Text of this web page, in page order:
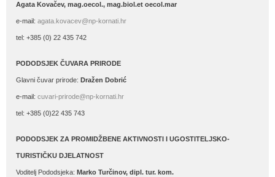
Agata Kovačev, mag.oecol., mag.biol.et oecol.mar
e-mail: agata.kovacev@np-kornati.hr
tel: +385 (0) 22 435 742
PODODSJEK ČUVARA PRIRODE
Glavni čuvar prirode: Dražen Dobrić
e-mail: cuvari-prirode@np-kornati.hr
tel: +385 (0)22 435 743
PODODSJEK ZA PROMIDŽBENE AKTIVNOSTI I UGOSTITELJSKO-
TURISTIČKU DJELATNOST
Voditelj Pododsjeka: Marko Turčinov, dipl. tur. kom.